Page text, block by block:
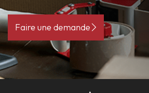
Faire une demande